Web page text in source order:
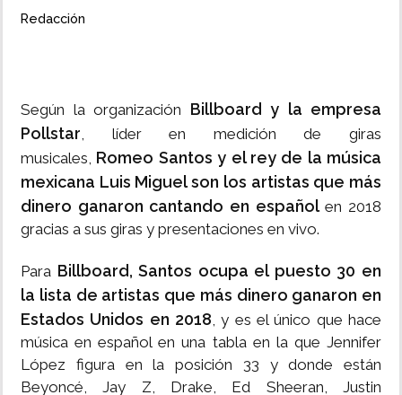
Redacción
Según la organización Billboard y la empresa
Pollstar, líder en medición de giras
musicales, Romeo Santos y el rey de la música
mexicana Luis Miguel son los artistas que más
dinero ganaron cantando en españolen 2018
gracias a sus giras y presentaciones en vivo.
Para Billboard, Santos ocupa el puesto 30 en
la lista de artistas que más dinero ganaron en
Estados Unidos en 2018, y es el único que hace
música en español en una tabla en la que Jennifer
López figura en la posición 33 y donde están
Beyoncé, Jay Z, Drake, Ed Sheeran, Justin